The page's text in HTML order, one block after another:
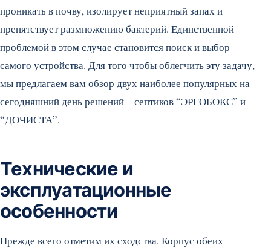
проникать в почву, изолирует неприятный запах и
препятствует размножению бактерий. Единственной
проблемой в этом случае становится поиск и выбор
самого устройства. Для того чтобы облегчить эту задачу,
мы предлагаем вам обзор двух наиболее популярных на
сегодняшний день решений – септиков “ЭРГОБОКС” и
“ДОЧИСТА”.
Технические и
эксплуатационные
особенности
Прежде всего отметим их сходства. Корпус обеих